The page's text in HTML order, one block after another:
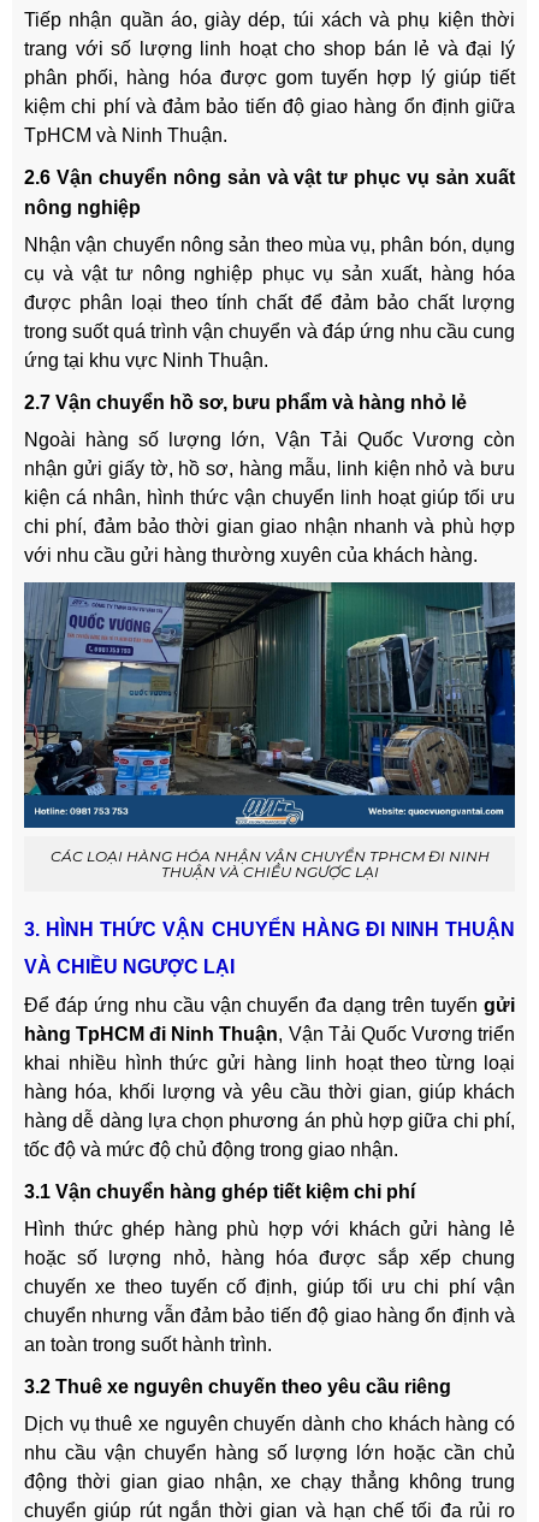
Tiếp nhận quần áo, giày dép, túi xách và phụ kiện thời
trang với số lượng linh hoạt cho shop bán lẻ và đại lý
phân phối, hàng hóa được gom tuyến hợp lý giúp tiết
kiệm chi phí và đảm bảo tiến độ giao hàng ổn định giữa
TpHCM và Ninh Thuận.
2.6 Vận chuyển nông sản và vật tư phục vụ sản xuất
nông nghiệp
Nhận vận chuyển nông sản theo mùa vụ, phân bón, dụng
cụ và vật tư nông nghiệp phục vụ sản xuất, hàng hóa
được phân loại theo tính chất để đảm bảo chất lượng
trong suốt quá trình vận chuyển và đáp ứng nhu cầu cung
ứng tại khu vực Ninh Thuận.
2.7 Vận chuyển hồ sơ, bưu phẩm và hàng nhỏ lẻ
Ngoài hàng số lượng lớn, Vận Tải Quốc Vương còn
nhận gửi giấy tờ, hồ sơ, hàng mẫu, linh kiện nhỏ và bưu
kiện cá nhân, hình thức vận chuyển linh hoạt giúp tối ưu
chi phí, đảm bảo thời gian giao nhận nhanh và phù hợp
với nhu cầu gửi hàng thường xuyên của khách hàng.
CÁC LOẠI HÀNG HÓA NHẬN VẬN CHUYỂN TPHCM ĐI NINH
THUẬN VÀ CHIỀU NGƯỢC LẠI
3. HÌNH THỨC VẬN CHUYỂN HÀNG ĐI NINH THUẬN
VÀ CHIỀU NGƯỢC LẠI
Để đáp ứng nhu cầu vận chuyển đa dạng trên tuyến gửi
hàng TpHCM đi Ninh Thuận, Vận Tải Quốc Vương triển
khai nhiều hình thức gửi hàng linh hoạt theo từng loại
hàng hóa, khối lượng và yêu cầu thời gian, giúp khách
hàng dễ dàng lựa chọn phương án phù hợp giữa chi phí,
tốc độ và mức độ chủ động trong giao nhận.
3.1 Vận chuyển hàng ghép tiết kiệm chi phí
Hình thức ghép hàng phù hợp với khách gửi hàng lẻ
hoặc số lượng nhỏ, hàng hóa được sắp xếp chung
chuyến xe theo tuyến cố định, giúp tối ưu chi phí vận
chuyển nhưng vẫn đảm bảo tiến độ giao hàng ổn định và
an toàn trong suốt hành trình.
3.2 Thuê xe nguyên chuyến theo yêu cầu riêng
Dịch vụ thuê xe nguyên chuyến dành cho khách hàng có
nhu cầu vận chuyển hàng số lượng lớn hoặc cần chủ
động thời gian giao nhận, xe chạy thẳng không trung
chuyển giúp rút ngắn thời gian và hạn chế tối đa rủi ro